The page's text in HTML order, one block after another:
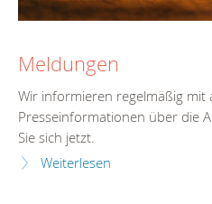
Meldungen
Wir informieren regelmäßig mit
Presseinformationen über die
Sie sich jetzt.
Weiterlesen